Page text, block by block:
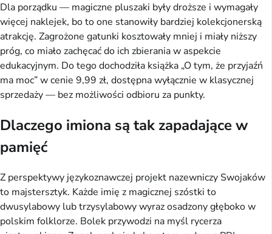
Dla porządku — magiczne pluszaki były droższe i wymagały
więcej naklejek, bo to one stanowiły bardziej kolekcjonerską
atrakcję. Zagrożone gatunki kosztowały mniej i miały niższy
próg, co miało zachęcać do ich zbierania w aspekcie
edukacyjnym. Do tego dochodziła książka „O tym, że przyjaźń
ma moc” w cenie 9,99 zł, dostępna wyłącznie w klasycznej
sprzedaży — bez możliwości odbioru za punkty.
Dlaczego imiona są tak zapadające w
pamięć
Z perspektywy językoznawczej projekt nazewniczy Swojaków
to majstersztyk. Każde imię z magicznej szóstki to
dwusylabowy lub trzysylabowy wyraz osadzony głęboko w
polskim folklorze. Bolek przywodzi na myśl rycerza